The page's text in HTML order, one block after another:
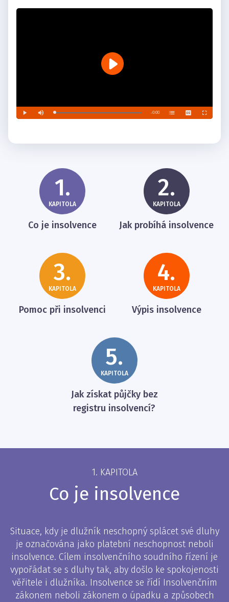
1.
KAPITOLA
Co je insolvence
2.
KAPITOLA
Jak probíhá insolvence
3.
KAPITOLA
Pomoc při insolvenci
4.
KAPITOLA
Výpis insolvence
5.
KAPITOLA
Jak získat půjčky bez
registru insolvencí?
1. KAPITOLA
Co je insolvence
Situace, kdy je dlužník neschopný splácet své dluhy
je označována jako platební neschopnost neboli
insolvence. Cílem insolvenčního soudního řízení je
vypořádat se s dluhy tak, aby došlo ke spokojenosti
věřitele i dlužníka. Insolvence se řídí Insolvenčním
zákonem neboli zákonem o úpadku a způsobech